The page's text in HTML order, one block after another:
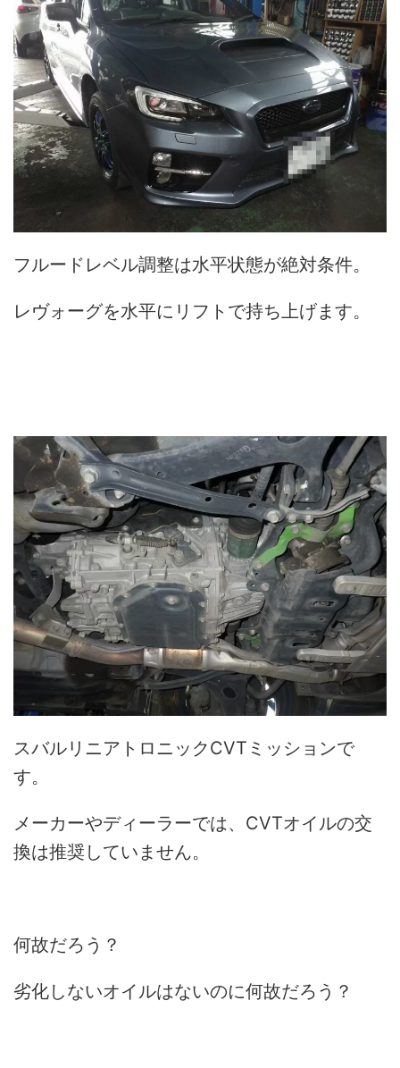
フルードレベル調整は水平状態が絶対条件。
レヴォーグを水平にリフトで持ち上げます。
スバルリニアトロニックCVTミッションで
す。
メーカーやディーラーでは、CVTオイルの交
換は推奨していません。
何故だろう？
劣化しないオイルはないのに何故だろう？